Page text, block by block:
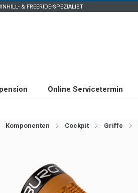
& FREERIDE-SPEZIALIST
Online Servicetermin
Komponenten Cockpit Griffe